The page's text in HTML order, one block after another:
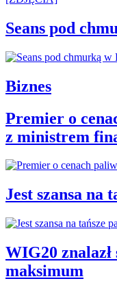
Seans pod
Biznes
Premier o
z ministrem
Jest szansa na
WIG20
maksimum